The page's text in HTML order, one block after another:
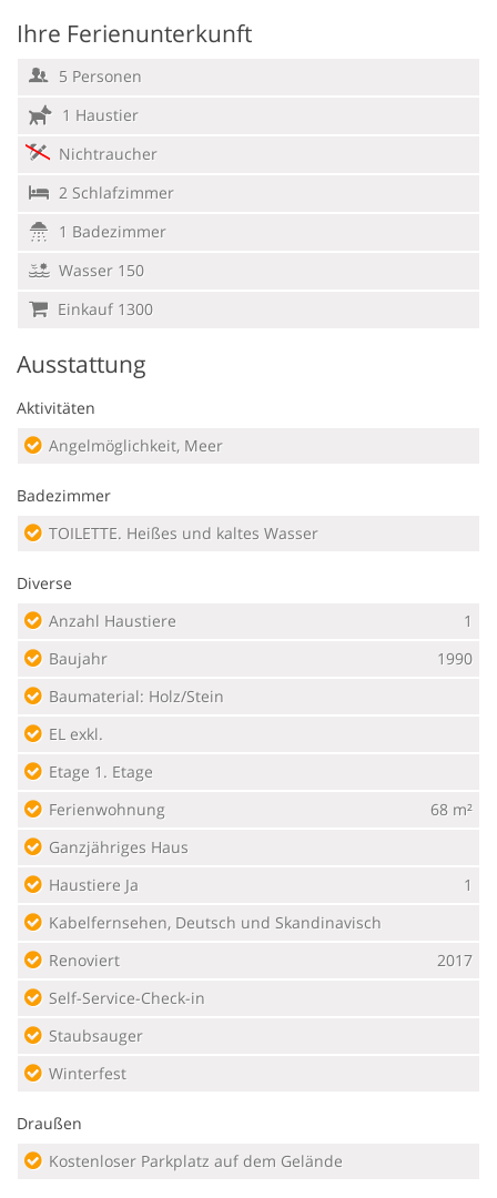
Ihre Ferienunterkunft
5 Personen
1 Haustier
Nichtraucher
2 Schlafzimmer
1 Badezimmer
Wasser 150
Einkauf 1300
Ausstattung
Aktivitäten
Angelmöglichkeit, Meer
Badezimmer
TOILETTE. Heißes und kaltes Wasser
Diverse
Anzahl Haustiere
1
Baujahr
1990
Baumaterial: Holz/Stein
EL exkl.
Etage 1. Etage
Ferienwohnung
68 m²
Ganzjähriges Haus
Haustiere Ja
1
Kabelfernsehen, Deutsch und Skandinavisch
Renoviert
2017
Self-Service-Check-in
Staubsauger
Winterfest
Draußen
Kostenloser Parkplatz auf dem Gelände